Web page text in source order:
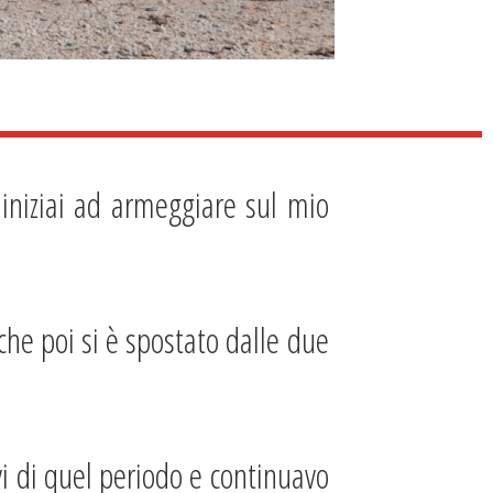
ad armeggiare sul mio
poi si è spostato dalle due
di quel periodo e continuavo